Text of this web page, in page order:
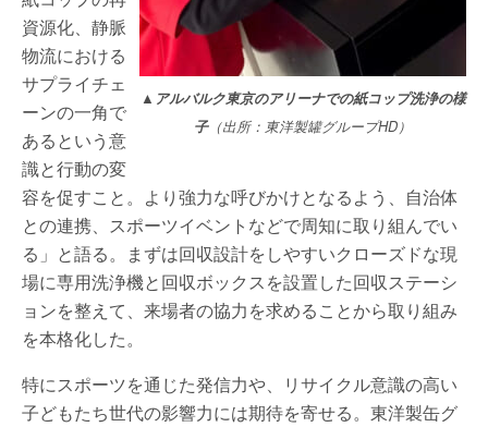
▲アルバルク東京のアリーナでの紙コップ洗浄の様
子（出所：東洋製罐グループHD）
資源化、静脈
物流における
サプライチェ
ーンの一角で
あるという意
識と行動の変
容を促すこと。より強力な呼びかけとなるよう、自治体
との連携、スポーツイベントなどで周知に取り組んでい
る」と語る。まずは回収設計をしやすいクローズドな現
場に専用洗浄機と回収ボックスを設置した回収ステーシ
ョンを整えて、来場者の協力を求めることから取り組み
を本格化した。
特にスポーツを通じた発信力や、リサイクル意識の高い
子どもたち世代の影響力には期待を寄せる。東洋製缶グ